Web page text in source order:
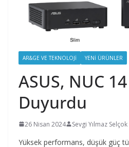
AR&GE VE TEKNOLOJI YENI ÜRÜNLER
ASUS, NUC
Duyurdu
26 Nisan 2024 Sevgi Yılmaz Selçok
Yüksek performans, düşük güç